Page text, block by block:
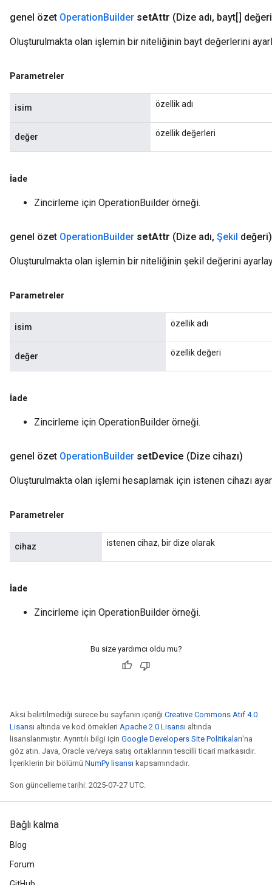
genel özet OperationBuilder setAttr (Dize adı, bayt[]
Oluşturulmakta olan işlemin bir niteliğinin bayt değerlerini
Parametreler
isim özellik adı
değer özellik değerleri
İade
Zincirleme için OperationBuilder örneği.
genel özet OperationBuilder setAttr (Dize adı, Şekil değeri)
Oluşturulmakta olan işlemin bir niteliğinin şekil değerini
Parametreler
isim özellik adı
değer özellik değeri
İade
Zincirleme için OperationBuilder örneği.
genel özet OperationBuilder setDevice (Dize cihazı)
Oluşturulmakta olan işlemi hesaplamak için istenen cihazı
Parametreler
cihaz istenen cihaz, bir dize olarak
İade
Zincirleme için OperationBuilder örneği.
Bu size yardımcı oldu mu?
Aksi belirtilmediği sürece bu sayfanın içeriği Creative Commons Atıf 4.0
Lisansı altında ve kod örnekleri Apache 2.0 Lisansı altında
lisanslanmıştır. Ayrıntılı bilgi için Google Developers Site Politikaları'na
göz atın. Java, Oracle ve/veya satış ortaklarının tescilli ticari markasıdır.
İçeriklerin bir bölümü NumPy lisansı kapsamındadır.
Son güncelleme tarihi: 2025-07-27 UTC.
Bağlı kalma
Blog
Forum